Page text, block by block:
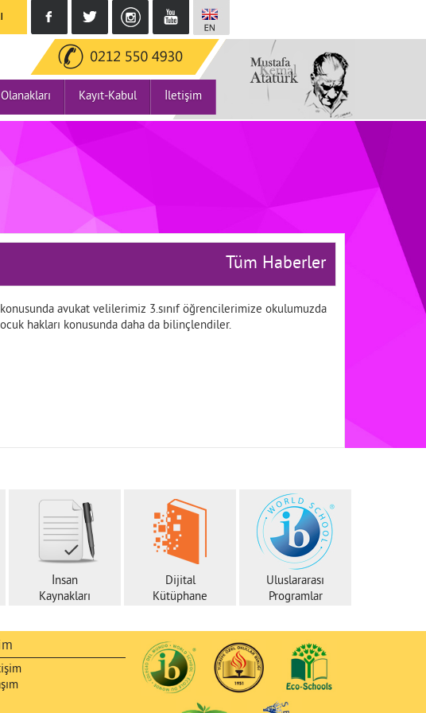
Kayıt-Kabul İletişim
Tüm Haberler
avukat velilerimiz 3.sınıf öğrencilerimize okulumuzda
hakları konusunda daha da bilinçlendiler.
İnsan
Kaynakları
Dijital
Kütüphane
Uluslararası
Programlar